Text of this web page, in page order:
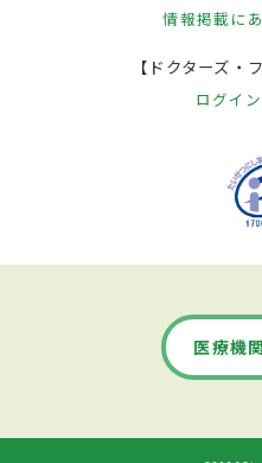
情報掲載に
【ドクターズ・
ログイン
医療機